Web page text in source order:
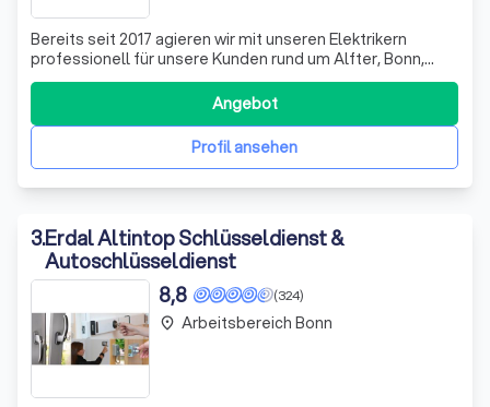
Bereits seit 2017 agieren wir mit unseren Elektrikern
professionell für unsere Kunden rund um Alfter, Bonn,
Meckenheim und Rheinbach. Im Mai 2023 sind wir mit der
Firma an unseren neuen Standort in Rheinbach
umgezogen. In Ihrem Haushalt oder Ihrem Büro sorgen wir
mit dem Einbau von passender Lichtte
Profil ansehen
Angebot
3.Erdal Altintop Schlüsseldienst &
Autoschlüsseldienst
(324)
8,8
place Arbeitsbereich Bonn